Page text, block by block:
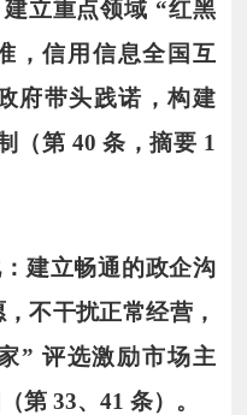
立重点领域 “红黑
，信用信息全国互
府带头践诺，构建
（第 40 条，摘要 1
：建立畅通的政企沟
不干扰正常经营，
” 评选激励市场主
第 33、41 条）。